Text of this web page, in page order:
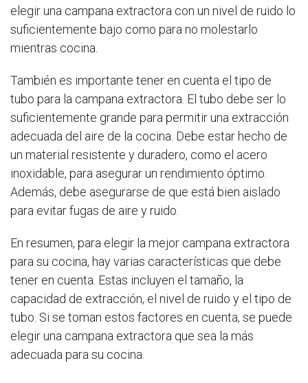
elegir una campana extractora con un nivel de ruido lo
suficientemente bajo como para no molestarlo
mientras cocina.
También es importante tener en cuenta el tipo de
tubo para la campana extractora. El tubo debe ser lo
suficientemente grande para permitir una extracción
adecuada del aire de la cocina. Debe estar hecho de
un material resistente y duradero, como el acero
inoxidable, para asegurar un rendimiento óptimo.
Además, debe asegurarse de que está bien aislado
para evitar fugas de aire y ruido.
En resumen, para elegir la mejor campana extractora
para su cocina, hay varias características que debe
tener en cuenta. Estas incluyen el tamaño, la
capacidad de extracción, el nivel de ruido y el tipo de
tubo. Si se toman estos factores en cuenta, se puede
elegir una campana extractora que sea la más
adecuada para su cocina.